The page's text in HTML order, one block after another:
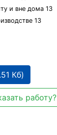
и вне дома 13
13
Кб)
работу?